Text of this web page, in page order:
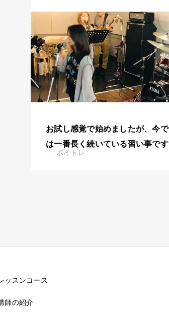
お試し感覚で始めましたが、今で
は一番長く続いている習い事です
ボイトレ
ッスンコース
師の紹介